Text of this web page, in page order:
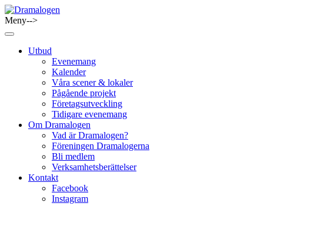
Skip
to
content
Meny-->
Utbud
Evenemang
Kalender
Våra scener & lokaler
Pågående projekt
Företagsutveckling
Tidigare evenemang
Om Dramalogen
Vad är Dramalogen?
Föreningen Dramalogerna
Bli medlem
Verksamhetsberättelser
Kontakt
Facebook
Instagram